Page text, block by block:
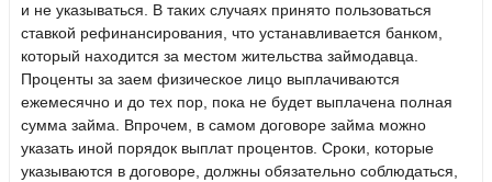
и не указываться. В таких случаях принято пользоваться
ставкой рефинансирования, что устанавливается банком,
который находится за местом жительства займодавца.
Проценты за заем физическое лицо выплачиваются
ежемесячно и до тех пор, пока не будет выплачена полная
сумма займа. Впрочем, в самом договоре займа можно
указать иной порядок выплат процентов. Сроки, которые
указываются в договоре, должны обязательно соблюдаться,